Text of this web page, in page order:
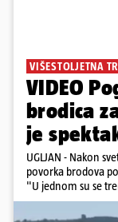
VIŠESTOLJETNA
VIDEO
brodica
je
UGLJAN - Nakon
povorka brodova
"U jednom su se
te sinkronizirano
spektakularno",